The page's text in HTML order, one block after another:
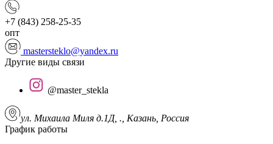
+7 (843) 258-25-35
опт
mastersteklo@yandex.ru
Другие виды связи
@master_stekla
ул. Михаила Миля д.1Д, ., Казань, Россия
График работы